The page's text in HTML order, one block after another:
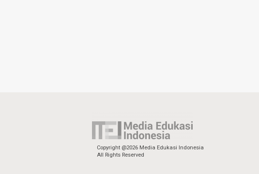
Copyright @2026 Media Edukasi Indonesia
All Rights Reserved